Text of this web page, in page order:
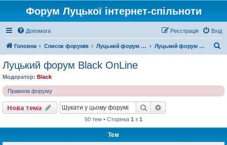
Форум Луцької інтернет-спільноти
Допомога Вхід
Реєстрація
Головна Список форумів Луцький форум Black OnLine Луцький форум Black OnLine
к
Луцький форум Black OnLine
Модератор: Black
Правила форуму
Нова тема Пошук
50 тем • Сторінка 1 з 1
Тем